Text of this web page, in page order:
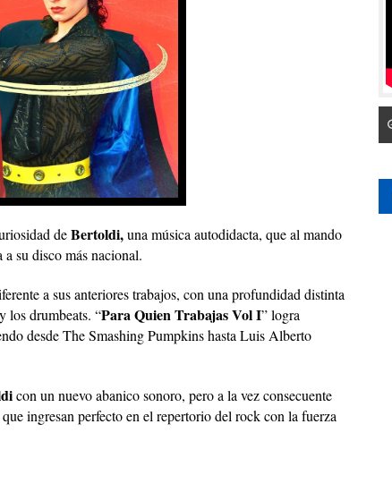
deBertoldi,una música autodidacta, que al mando
a su disco más nacional.
a sus anteriores trabajos, con una profundidad distinta
los drumbeats. “Para Quien Trabajas Vol I” logra
desde The Smashing Pumpkins hasta Luis Alberto
con un nuevo abanico sonoro, pero a la vez consecuente
ingresan perfecto en el repertorio del rock con la fuerza